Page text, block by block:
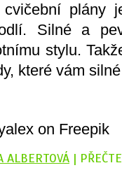
cvičební plány
Silné a
stylu.
které vám
on Freepik
ALBERTOVÁ |